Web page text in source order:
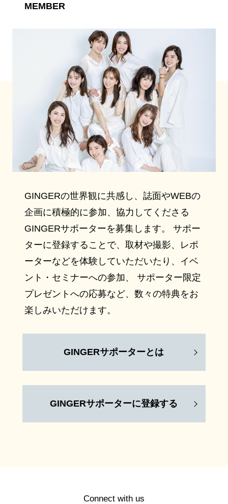
MEMBER
GINGERの世界観に共感し、誌面やWEBの
企画に積極的に参加、協力してくださる
GINGERサポーターを募集します。 サポー
ターに登録することで、取材や撮影、レポ
ーターなどを体験していただいたり、イベ
ント・セミナーへの参加、 サポーター限定
プレゼントへの応募など、数々の特典をお
楽しみいただけます。
GINGERサポーターとは
GINGERサポーターに登録する
Connect with us